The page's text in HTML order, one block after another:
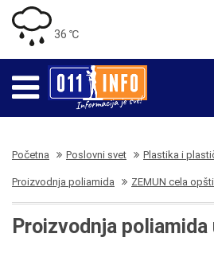
36 ℃
Početna Poslovni svet Plastika i
Proizvodnja poliamida ZEMUN cela
Proizvodnja poliamida